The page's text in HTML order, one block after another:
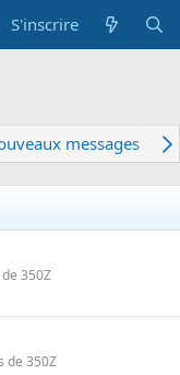
S'inscrire
messages
350Z
de 350Z